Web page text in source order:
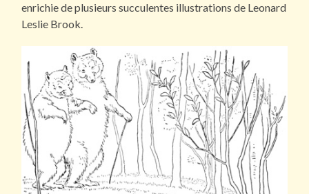
enrichie de plusieurs succulentes illustrations de Leonard
Leslie Brook.